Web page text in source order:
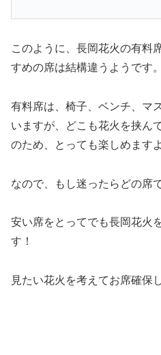
このように、長岡花火の有料
すめの席は結構違うようです。
有料席は、椅子、ベンチ、マ
いますが、どこも花火を挟ん
のため、とっても楽しめます
なので、もし迷ったらどの席
安い席をとってでも長岡花火
す！
見たい花火を考えてお席確保